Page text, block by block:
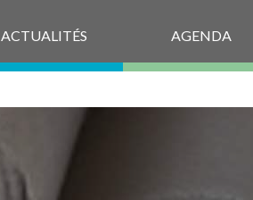
ACTUALITÉS AGENDA